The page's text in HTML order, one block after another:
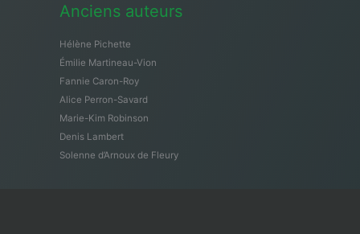
Anciens auteurs
Hélène Pichette
Émilie Martineau-Vion
Fannie Caron-Roy
Alice Perron-Savard
Marie-Kim Robinson
Denis Lambert
Solenne d’Arnoux de Fleury